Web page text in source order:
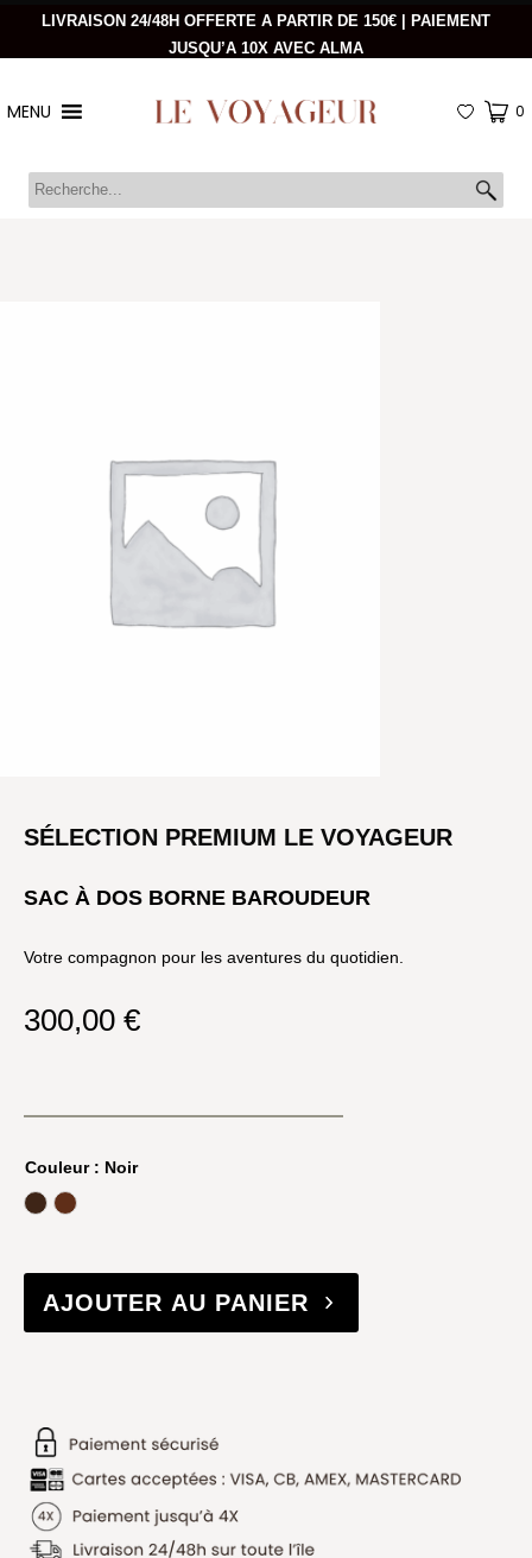
LIVRAISON 24/48H OFFERTE A PARTIR DE 150€ | PAIEMENT
JUSQU’A 10X AVEC ALMA
MENU 0
SÉLECTION PREMIUM LE VOYAGEUR
SAC À DOS BORNE BAROUDEUR
Votre compagnon pour les aventures du quotidien.
300,00 €
Couleur: Noir
cognacfauve
AJOUTER AU PANIER